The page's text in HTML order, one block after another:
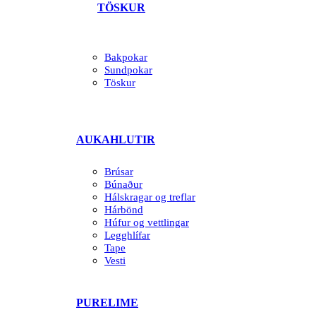
TÖSKUR
Bakpokar
Sundpokar
Töskur
AUKAHLUTIR
Brúsar
Búnaður
Hálskragar og treflar
Hárbönd
Húfur og vettlingar
Legghlífar
Tape
Vesti
PURELIME